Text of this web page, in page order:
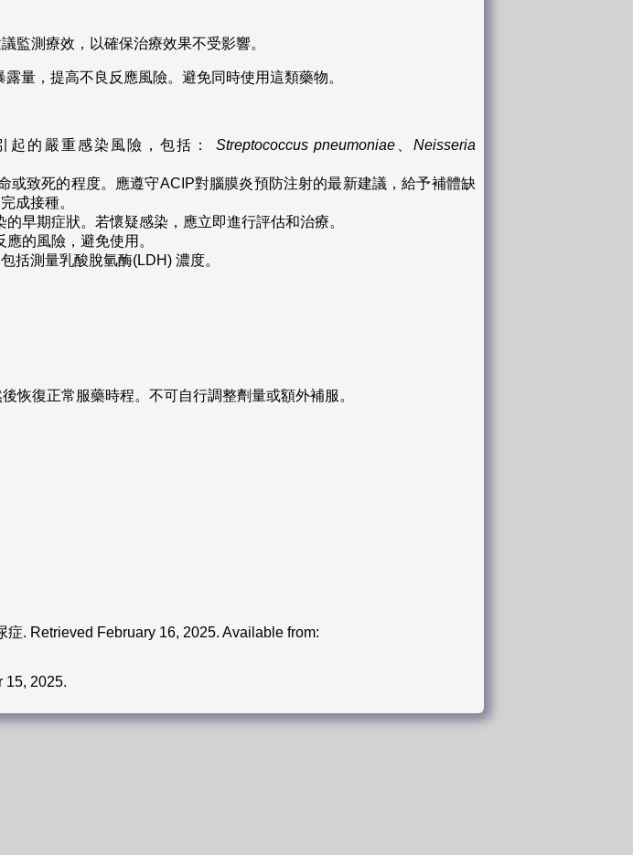
監測療效，以確保治療效果不受影響。
量，提高不良反應風險。避免同時使用這類藥物。
起的嚴重感染風險，包括： Streptococcus pneumoniae、Neisseria
致死的程度。應遵守ACIP對腦膜炎預防注射的最新建議，給予補體缺
成接種。
早期症狀。若懷疑感染，應立即進行評估和治療。
的風險，避免使用。
括測量乳酸脫氫酶(LDH) 濃度。
恢復正常服藥時程。不可自行調整劑量或額外補服。
. Retrieved February 16, 2025. Available from:
15, 2025.